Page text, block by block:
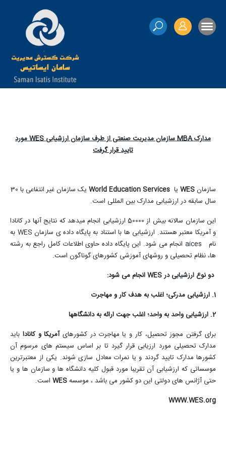
مدارکMBAسازمان مدیریت صنعتی از طرف سازمان ارزشیابیWESمورد
تایید قرار گرفت
سازمانWES یا World Education Services
یک سازمان غیر انتفاعی با 30
سال سابقه در ارزشیابی مدارک بین المللی است.
این سازمان سالانه بیش از 50000 ارزشیابی انجام میدهد که نتایج آنها در کانادا
و آمریکا معتبر هستند. ارزشیابی ها با استناد به پایگاه داده ی سازمان WES به
نامaices انجام می شود. این پایگاه داده حاوی اطلاعات کامل راجع به رشته
ها، نظام تحصیلی و روشهای آموزشی کشورهای گوناگون است.
دو نوع ارزشیابی درWESانجام می شود:
1. ارزشیابی مدرکی؛ اغلب به هدف کار و مهاجرت
2. ارزشیابی واحد به واحد؛ اغلب جهت ارائه به دانشگاهها
برای گرفتن مجوز تحصیل، کار و یا مهاجرت در کشورهایآمریکا و کانادا باید
مدارک تحصیلی مورد ارزیابی قرار گیرد تا بر اساس سیستم های مرسوم آن
کشورها مدارک تایید گردند و یا نمرات معادل سازی شوند. یکی از معتبرترین
موسساتی که ارزشیابی آن تقریبا مورد قبول کلیه دانشگاه ها و سازمان ها و یا
حتی آژانس های دولتی این دو کشور می باشد ، موسسهWES است.
WWW.WES.org